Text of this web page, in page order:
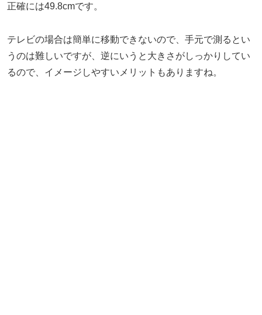
正確には49.8cmです。
テレビの場合は簡単に移動できないので、手元で測るとい
うのは難しいですが、逆にいうと大きさがしっかりしてい
るので、イメージしやすいメリットもありますね。